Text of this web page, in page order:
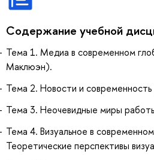
Содержание учебной
Тема 1. Медиа в современном
Маклюэн).
Тема 2. Новости и
Тема 3. Неочевидные миры
Тема 4. Визуальное в
Теоретические перспективы